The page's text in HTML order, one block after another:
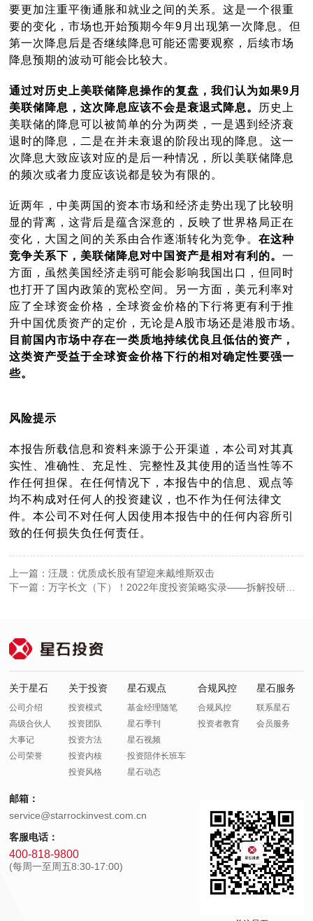
要更加注重平衡通胀和就业之间的关系。这是一个很重
要的变化，市场也开始预期今年9月出现第一次降息。但
第一次降息后是否继续降息可能还需要观察，后续市场
降息预期的波动可能会比较大。
通过对历史上美联储降息操作的复盘，我们认为如果9月
美联储降息，这次降息应该不会是衰退式降息。 历史上
美联储的降息可以被简单的分为两类，一是遇到经济衰
退时的降息，二是在并未衰退的阶段出现的降息。这一
次降息大致应该对应的是后一种情况，所以美联储降息
的频次或者力度应该说都是较为有限的。
近两年，中美两国的资本市场和经济走势出现了比较明
显的背离，这背后是蕴含深意的，反映了世界格局正在
变化，大国之间的关系由合作逐渐转化为竞争。在这种
竞争关系下，美联储降息对中国资产是相对有利的。一
方面，虽然美国经济走弱可能会影响我国出口，但同时
也打开了国内政策的宽松空间。另一方面，美元利率对
应了全球资金价格，全球资金价格的下行将更有利于推
升中国优质资产的定价，无论是A股市场还是港股市场。
目前国内市场中存在一类质地持续优良且低估的资产，
这类资产受益于全球资金价格下行的相对确定性要强一
些。
风险提示
本报告所载信息和资料来源于公开渠道，本公司对其真
实性、准确性、充足性、完整性及其使用的适当性等不
作任何担保。在任何情况下，本报告中的信息、观点等
均不构成对任何人的投资建议，也不作为任何法律文
件。本公司不对任何人因使用本报告中的任何内容所引
致的任何损失负任何责任。
上一篇：汪晟：优质成长股有望迎来戴维斯双击
下一篇：万字长文（下）！2022年度投资策略实录——拆解投研体
关于星石
公司介绍
高级合伙人
大事记
公司荣誉
关于投资
投资模式
投资团队
投资方法
投资内核
投资风格
星石观点
基金经理随笔
星石季刊
星石视频
投资陪伴长班车
星石动态
合规风控
合规风控
投资者教育
星石服务
联系星石
会员服务
邮箱：
service@starrockinvest.com.cn
客服电话：
400-818-9800
(每周一至周五8:30-17:00)